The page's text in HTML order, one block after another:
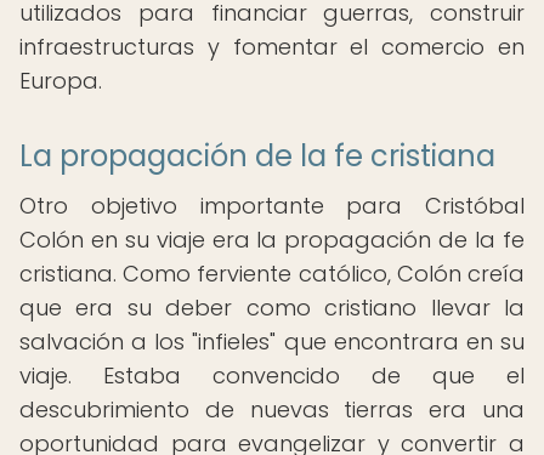
utilizados para financiar guerras, construir
infraestructuras y fomentar el comercio en
Europa.
La propagación de la fe cristiana
Otro objetivo importante para Cristóbal
Colón en su viaje era la propagación de la fe
cristiana. Como ferviente católico, Colón creía
que era su deber como cristiano llevar la
salvación a los "infieles" que encontrara en su
viaje. Estaba convencido de que el
descubrimiento de nuevas tierras era una
oportunidad para evangelizar y convertir a